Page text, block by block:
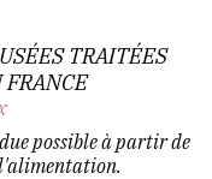
TRAITÉES
FRANCE
possible à partir de